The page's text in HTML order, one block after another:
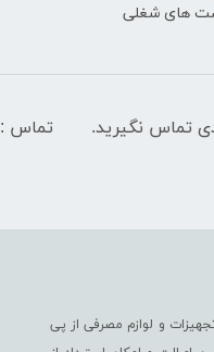
های شغلی
تماس : 09011408590
و لوازم مصرفی از پی